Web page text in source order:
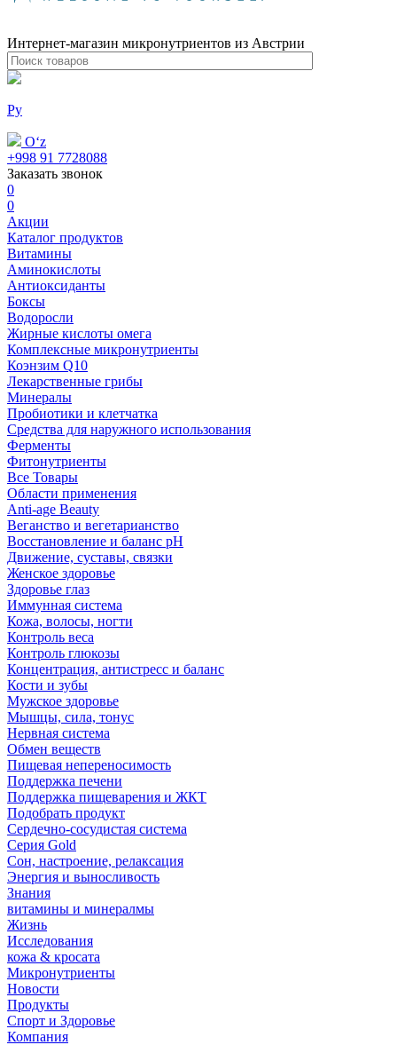
Интернет-магазин микронутриентов из Австрии
Ру
Oʻz
+998 91 7728088
Заказать звонок
0
0
Акции
Каталог продуктов
Витамины
Аминокислоты
Антиоксиданты
Боксы
Водоросли
Жирные кислоты омега
Комплексные микронутриенты
Коэнзим Q10
Лекарственные грибы
Минералы
Пробиотики и клетчатка
Средства для наружного использования
Ферменты
Фитонутриенты
Все Товары
Области применения
Anti-age Beauty
Веганство и вегетарианство
Восстановление и баланс pH
Движение, суставы, связки
Женское здоровье
Здоровье глаз
Иммунная система
Кожа, волосы, ногти
Контроль веса
Контроль глюкозы
Концентрация, антистресс и баланс
Кости и зубы
Мужское здоровье
Мышцы, сила, тонус
Нервная система
Обмен веществ
Пищевая непереносимость
Поддержка печени
Поддержка пищеварения и ЖКТ
Подобрать продукт
Сердечно-сосудистая система
Серия Gold
Сон, настроение, релаксация
Энергия и выносливость
Знания
витамины и минералмы
Жизнь
Исследования
кожа & кросата
Микронутриенты
Новости
Продукты
Спорт и Здоровье
Компания